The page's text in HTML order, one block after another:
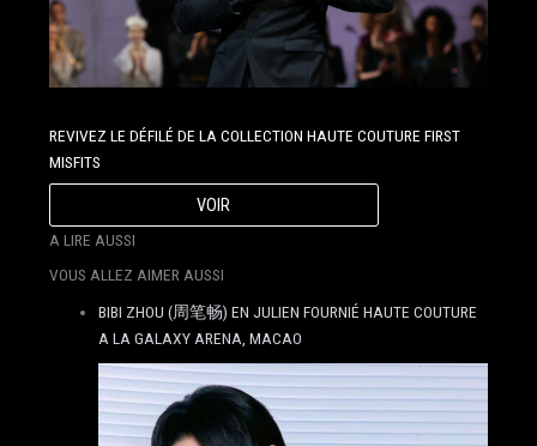
REVIVEZ LE DÉFILÉ DE LA COLLECTION HAUTE COUTURE FIRST
MISFITS
VOIR
A LIRE AUSSI
VOUS ALLEZ AIMER AUSSI
BIBI ZHOU (周笔畅) EN JULIEN FOURNIÉ HAUTE COUTURE
A LA GALAXY ARENA, MACAO